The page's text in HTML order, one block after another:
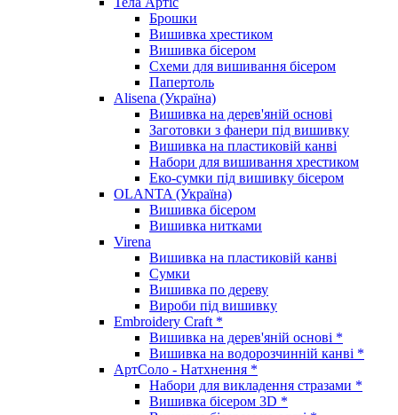
Брошки
Вишивка хрестиком
Вишивка бісером
Схеми для вишивання бісером
Папертоль
Alisena (Україна)
Вишивка на дерев'яній основі
Заготовки з фанери під вишивку
Вишивка на пластиковій канві
Набори для вишивання хрестиком
Еко-сумки під вишивку бісером
OLANTA (Україна)
Вишивка бісером
Вишивка нитками
Virena
Вишивка на пластиковій канві
Сумки
Вишивка по дереву
Вироби під вишивку
Embroidery Craft *
Вишивка на дерев'яній основі *
Вишивка на водорозчинній канві *
АртСоло - Натхнення *
Набори для викладення стразами *
Вишивка бісером 3D *